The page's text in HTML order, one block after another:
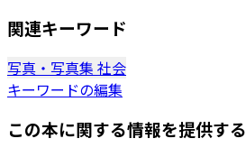
関連キーワード
写真・写真集 社会
キーワードの編集
この本に関する情報を提供する